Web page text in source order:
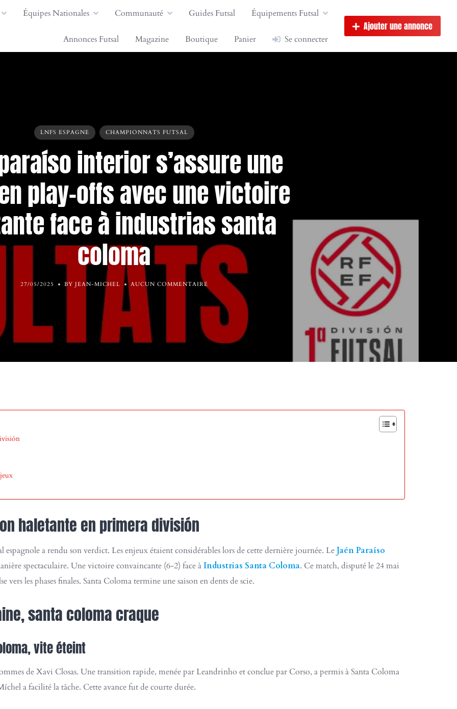
Équipes Nationales Communauté Guides Futsal Équipements Futsal
Annonces Futsal Magazine Boutique Panier Se connecter
Ajouter une annonce
LNFS ESPAGNE CHAMPIONNATS FUTSAL
interior s’assure une
play-offs avec une victoire
face à industrias santa
coloma
27/05/2025 BY JEAN-MICHEL AUCUN COMMENTAIRE
haletante en primera división
espagnole a rendu son verdict. Les enjeux étaient considérables lors de cette dernière journée. LeJaén Paraíso
spectaculaire. Une victoire convaincante (6-2) face àIndustrias Santa Coloma. Ce match, disputé le 24 mai
vers les phases finales. Santa Coloma termine une saison en dents de scie.
santa coloma craque
vite éteint
de Xavi Closas. Une transition rapide, menée par Leandrinho et conclue par Corso, a permis à Santa Coloma
a facilité la tâche. Cette avance fut de courte durée.